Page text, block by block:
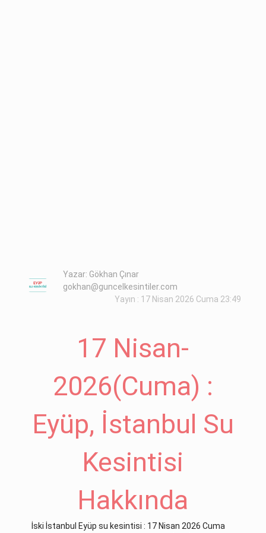
Yazar: Gökhan Çınar
gokhan@guncelkesintiler.com
Yayın : 17 Nisan 2026 Cuma 23:49
17 Nisan-
2026(Cuma) :
Eyüp, İstanbul Su
Kesintisi
Hakkında
İski İstanbul Eyüp su kesintisi : 17 Nisan 2026 Cuma